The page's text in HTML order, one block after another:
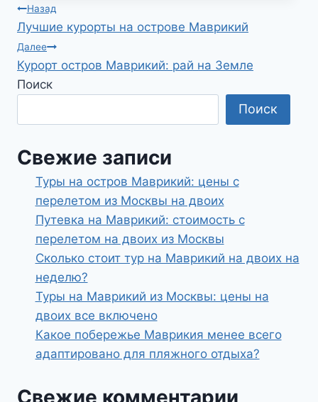
Навигация
по
записям
Назад
Лучшие курорты на острове Маврикий
Далее
Курорт остров Маврикий: рай на Земле
Поиск
Поиск
Свежие записи
Туры на остров Маврикий: цены с
перелетом из Москвы на двоих
Путевка на Маврикий: стоимость с
перелетом на двоих из Москвы
Сколько стоит тур на Маврикий на двоих на
неделю?
Туры на Маврикий из Москвы: цены на
двоих все включено
Какое побережье Маврикия менее всего
адаптировано для пляжного отдыха?
Свежие комментарии